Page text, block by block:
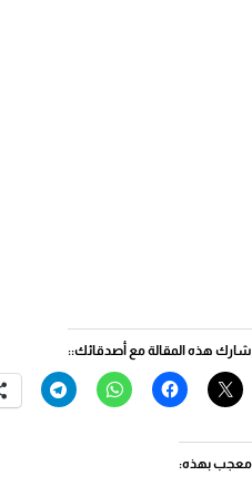
شارك هذه المقالة مع أصدقائك::
معجب بهذه: